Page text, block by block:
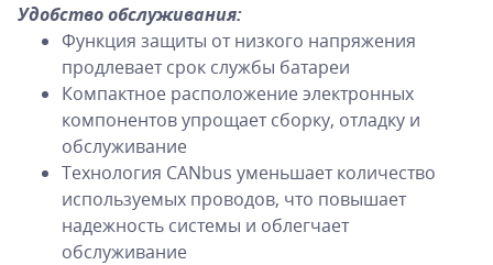
Удобство обслуживания:
Функция защиты от низкого напряжения
продлевает срок службы батареи
Компактное расположение электронных
компонентов упрощает сборку, отладку и
обслуживание
Технология CANbus уменьшает количество
используемых проводов, что повышает
надежность системы и облегчает
обслуживание